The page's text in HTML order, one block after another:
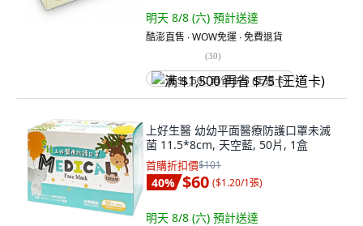
明天 8/8 (六) 預計送達
酷澎直售 ∙ WOW免運 ∙ 免費退貨
(30)
满 $1,500 再省 $75 (王道卡)
上好生醫 幼幼平面醫療防護口罩未滅
菌 11.5*8cm, 天空藍, 50片, 1盒
首購折扣價$101
40% $60 ($1.20/1張)
明天 8/8 (六) 預計送達